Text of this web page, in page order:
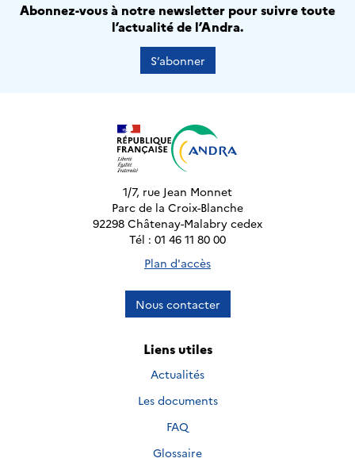
Abonnez-vous à notre newsletter pour suivre toute
l’actualité de l’Andra.
S’abonner
1/7, rue Jean Monnet
Parc de la Croix-Blanche
92298 Châtenay-Malabry cedex
Tél : 01 46 11 80 00
Plan d'accès
Nous contacter
Liens utiles
Actualités
Les documents
FAQ
Glossaire